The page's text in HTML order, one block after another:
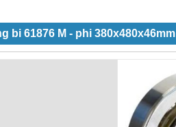
bi 61876 M - phi 380x480x46mm